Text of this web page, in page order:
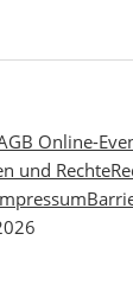
Online-
und Rechte